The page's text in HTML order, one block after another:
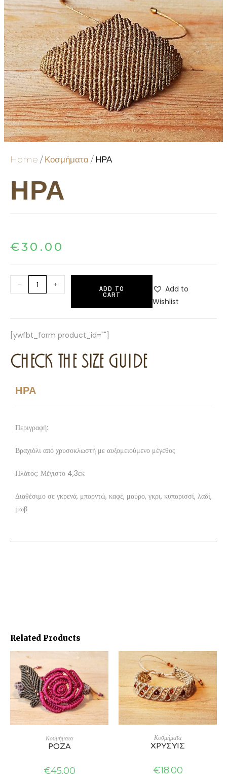
🔍
Home / Κοσμήματα / ΗΡΑ
ΗΡΑ
€30.00
- + ADD TO
CART
Add to
Wishlist
[ywfbt_form product_id=""]
CHECK THE SIZE GUIDE
ΗΡΑ
Περιγραφή:
Βραχιόλι από χρυσοκλωστή με αυξομειούμενο μέγεθος
Πλάτος: Μέγιστο 4,3εκ
Διαθέσιμο σε γκρενά, μπορντώ, καφέ, μαύρο, γκρι, κυπαρισσί, λαδί,
μωβ
Related Products
SELECT OPTIONS
Κοσμήματα
ΡΟΖΑ
€45.00
ADD TO CART
Κοσμήματα
ΧΡΥΣΥΙΣ
€18.00